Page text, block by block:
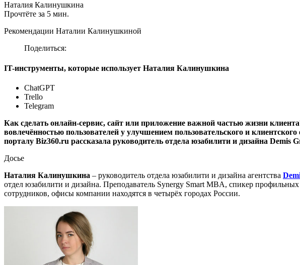
Наталия Калинушкина
Прочтёте за 5 мин.
Рекомендации Наталии Калинушкиной
Поделиться:
IT-инструменты, которые использует Наталия Калинушкина
ChatGPT
Trello
Telegram
Как сделать онлайн-сервис, сайт или приложение важной частью жизни
вовлечённостью пользователей у улучшением пользовательского и
порталу Biz360.ru рассказала руководитель отдела юзабилити и дизайна
Досье
Наталия Калинушкина – руководитель отдела юзабилити и дизайна агентства
отдел юзабилити и дизайна. Преподаватель Synergy Smart MBA, спикер
сотрудников, офисы компании находятся в четырёх городах России.